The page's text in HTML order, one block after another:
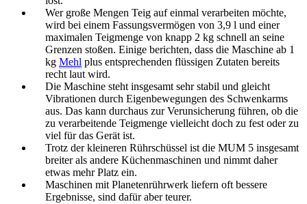
Wer große Mengen Teig auf einmal verarbeiten möchte,
wird bei einem Fassungsvermögen von 3,9 l und einer
maximalen Teigmenge von knapp 2 kg schnell an seine
Grenzen stoßen. Einige berichten, dass die Maschine ab 1
kg Mehl plus entsprechenden flüssigen Zutaten bereits
recht laut wird.
Die Maschine steht insgesamt sehr stabil und gleicht
Vibrationen durch Eigenbewegungen des Schwenkarms
aus. Das kann durchaus zur Verunsicherung führen, ob die
zu verarbeitende Teigmenge vielleicht doch zu fest oder zu
viel für das Gerät ist.
Trotz der kleineren Rührschüssel ist die MUM 5 insgesamt
breiter als andere Küchenmaschinen und nimmt daher
etwas mehr Platz ein.
Maschinen mit Planetenrührwerk liefern oft bessere
Ergebnisse, sind dafür aber teurer.